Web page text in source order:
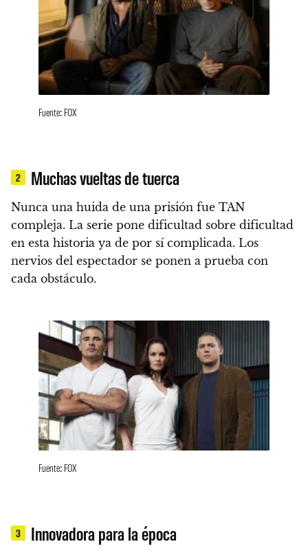
Fuente: FOX
2 Muchas vueltas de tuerca
Nunca una huida de una prisión fue TAN
compleja. La serie pone dificultad sobre dificultad
en esta historia ya de por sí complicada. Los
nervios del espectador se ponen a prueba con
cada obstáculo.
Fuente: FOX
3 Innovadora para la época